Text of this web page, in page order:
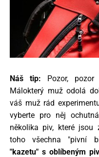
Náš tip: Pozor,
Málokterý muž odolá
váš muž rád
vyberte pro něj
několika piv, které jsou
toho všechna "pivní
"kazetu" s oblíbeným